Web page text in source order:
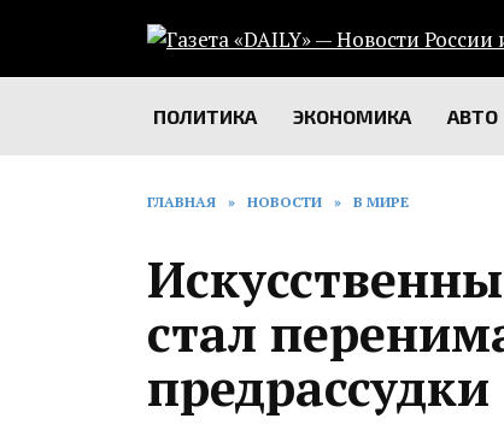
содержанию
ПОЛИТИКА ЭКОНОМИКА АВТО
ГЛАВНАЯ » НОВОСТИ » В МИРЕ
стал
предрассудки